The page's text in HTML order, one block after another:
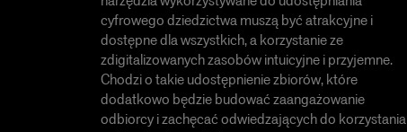
cyfrowego dziedzictwa muszą być atrakcyjne i
dostępne dla wszystkich, a korzystanie ze
zdigitalizowanych zasobów intuicyjne i przyjemne.
Chodzi o takie udostępnienie zbiorów, które
dodatkowo będzie budować zaangażowanie
odbiorcy i zachęcać odwiedzających do korzystania